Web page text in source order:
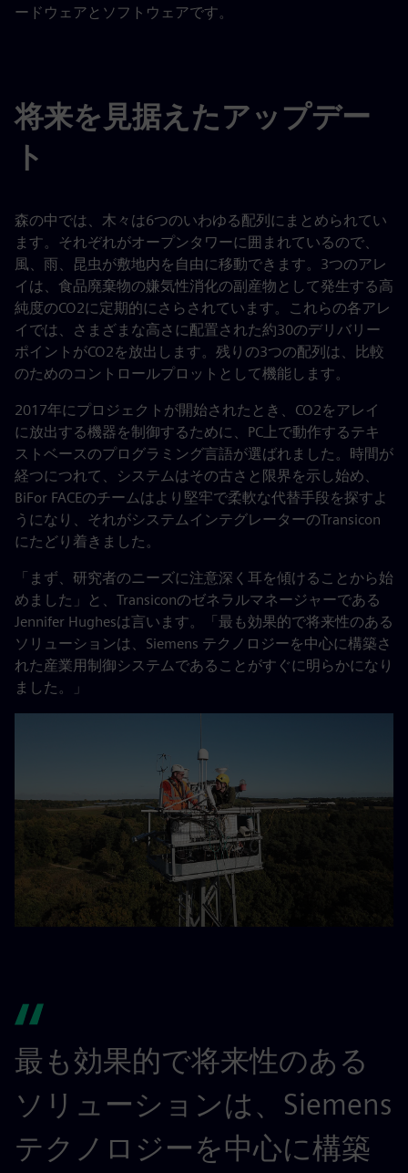
ードウェアとソフトウェアです。
将来を見据えたアップデー
ト
森の中では、木々は6つのいわゆる配列にまとめられてい
ます。それぞれがオープンタワーに囲まれているので、
風、雨、昆虫が敷地内を自由に移動できます。3つのアレ
イは、食品廃棄物の嫌気性消化の副産物として発生する高
純度のCO2に定期的にさらされています。これらの各アレ
イでは、さまざまな高さに配置された約30のデリバリー
ポイントがCO2を放出します。残りの3つの配列は、比較
のためのコントロールプロットとして機能します。
2017年にプロジェクトが開始されたとき、CO2をアレイ
に放出する機器を制御するために、PC上で動作するテキ
ストベースのプログラミング言語が選ばれました。時間が
経つにつれて、システムはその古さと限界を示し始め、
BiFor FACEのチームはより堅牢で柔軟な代替手段を探すよ
うになり、それがシステムインテグレーターのTransicon
にたどり着きました。
「まず、研究者のニーズに注意深く耳を傾けることから始
めました」と、Transiconのゼネラルマネージャーである
Jennifer Hughesは言います。「最も効果的で将来性のある
ソリューションは、Siemens テクノロジーを中心に構築さ
れた産業用制御システムであることがすぐに明らかになり
ました。」
最も効果的で将来性のある
ソリューションは、Siemens
テクノロジーを中心に構築